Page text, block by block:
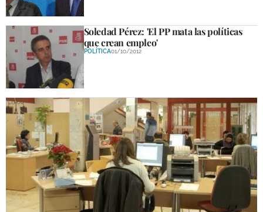
Soledad Pérez: 'El PP mata las políticas
que crean empleo'
POLÍTICA01/10/2012